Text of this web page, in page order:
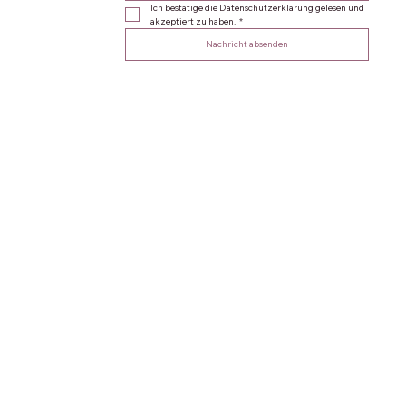
Ich bestätige die Datenschutzerklärung gelesen und
akzeptiert zu haben. *
Nachricht absenden